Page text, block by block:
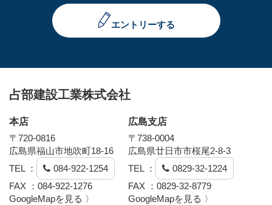
エントリーする
占部建設工業株式会社
本店
〒720-0816
広島県福山市地吹町18-16
TEL ：
084-922-1254
FAX ：084-922-1276
GoogleMapを見る 〉
広島支店
〒738-0004
広島県廿日市市桜尾2-8-3
TEL ：
0829-32-1224
FAX ：0829-32-8779
GoogleMapを見る 〉